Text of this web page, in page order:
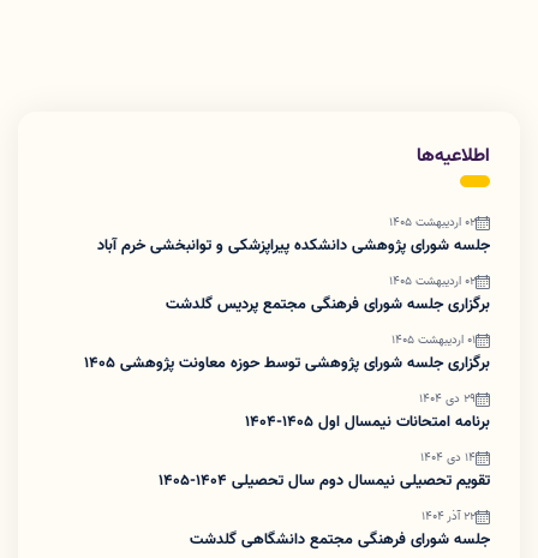
اطلاعیه‌ها
02 اردیبهشت 1405
جلسه شورای پژوهشی دانشکده پیراپزشکی و توانبخشی خرم آباد
02 اردیبهشت 1405
برگزاری جلسه شورای فرهنگی مجتمع پردیس گلدشت
01 اردیبهشت 1405
برگزاری جلسه شورای پژوهشی توسط حوزه معاونت پژوهشی ۱۴۰۵
29 دی 1404
برنامه امتحانات نیمسال اول 1405-1404
14 دی 1404
تقویم تحصیلی نیمسال دوم سال تحصیلی 1404-1405
22 آذر 1404
جلسه شورای فرهنگی مجتمع دانشگاهی گلدشت